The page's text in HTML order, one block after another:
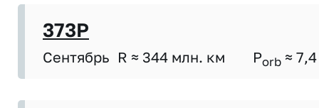
373P
Сентябрь R ≈ 344 млн. км Porb ≈ 7,4